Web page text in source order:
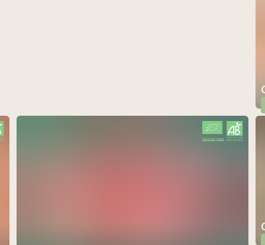
CERTIFIÉ PAR FR-BIO-01
AGRICULTURE FRANCE